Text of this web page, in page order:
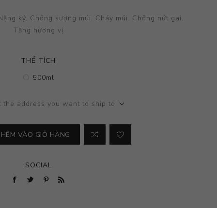
ký. Chống sượng múi. Cháy múi. Chống nứt gai.
Tăng hương vị
THỂ TÍCH
500ml
the address you want to ship to
VÀO GIỎ HÀNG
SOCIAL